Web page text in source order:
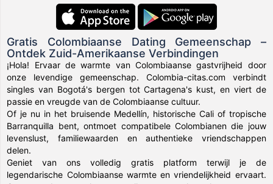
Gratis Colombiaanse Dating Gemeenschap –
Ontdek Zuid-Amerikaanse Verbindingen
¡Hola! Ervaar de warmte van Colombiaanse gastvrijheid door
onze levendige gemeenschap. Colombia-citas.com verbindt
singles van Bogotá's bergen tot Cartagena's kust, en viert de
passie en vreugde van de Colombiaanse cultuur.
Of je nu in het bruisende Medellín, historische Cali of tropische
Barranquilla bent, ontmoet compatibele Colombianen die jouw
levenslust, familiewaarden en authentieke vriendschappen
delen.
Geniet van ons volledig gratis platform terwijl je de
legendarische Colombiaanse warmte en vriendelijkheid ervaart.